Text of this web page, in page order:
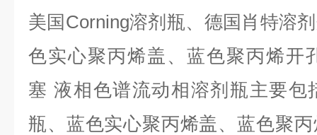
美国Corning溶剂瓶、德国肖特溶
色实心聚丙烯盖、蓝色聚丙烯开
塞 液相色谱流动相溶剂瓶主要包
瓶、蓝色实心聚丙烯盖、蓝色聚